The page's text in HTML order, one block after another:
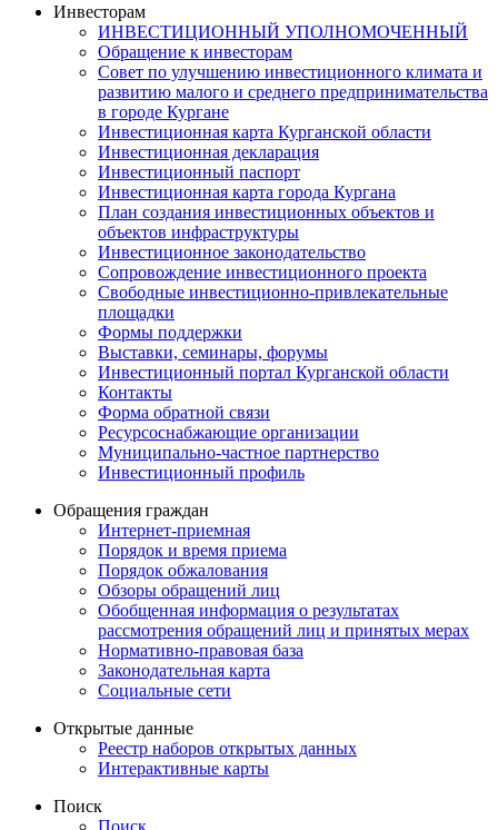
Инвесторам
ИНВЕСТИЦИОННЫЙ УПОЛНОМОЧЕННЫЙ
Обращение к инвесторам
Совет по улучшению инвестиционного климата и
развитию малого и среднего предпринимательства
в городе Кургане
Инвестиционная карта Курганской области
Инвестиционная декларация
Инвестиционный паспорт
Инвестиционная карта города Кургана
План создания инвестиционных объектов и
объектов инфраструктуры
Инвестиционное законодательство
Сопровождение инвестиционного проекта
Свободные инвестиционно-привлекательные
площадки
Формы поддержки
Выставки, семинары, форумы
Инвестиционный портал Курганской области
Контакты
Форма обратной связи
Ресурсоснабжающие организации
Муниципально-частное партнерство
Инвестиционный профиль
Обращения граждан
Интернет-приемная
Порядок и время приема
Порядок обжалования
Обзоры обращений лиц
Обобщенная информация о результатах
рассмотрения обращений лиц и принятых мерах
Нормативно-правовая база
Законодательная карта
Социальные сети
Открытые данные
Реестр наборов открытых данных
Интерактивные карты
Поиск
Поиск